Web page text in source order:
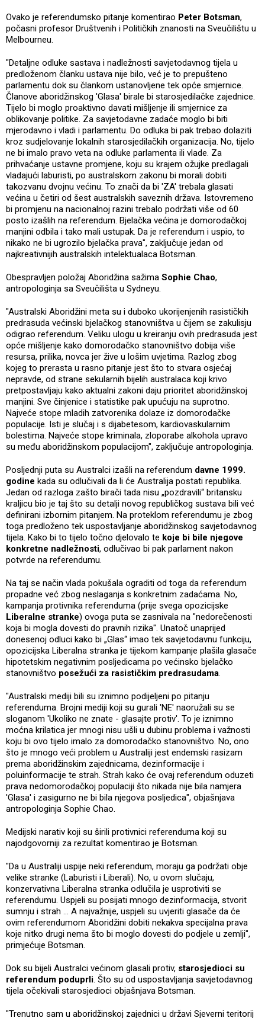
Ovako je referendumsko pitanje komentirao Peter Botsman,
počasni profesor Društvenih i Političkih znanosti na Sveučilištu u
Melbourneu.
"Detaljne odluke sastava i nadležnosti savjetodavnog tijela u
predloženom članku ustava nije bilo, već je to prepušteno
parlamentu dok su člankom ustanovljene tek opće smjernice.
Članove aboridžinskog 'Glasa' birale bi starosjedilačke zajednice.
Tijelo bi moglo proaktivno davati mišljenje ili smjernice za
oblikovanje politike. Za savjetodavne zadaće moglo bi biti
mjerodavno i vladi i parlamentu. Do odluka bi pak trebao dolaziti
kroz sudjelovanje lokalnih starosjedilačkih organizacija. No, tijelo
ne bi imalo pravo veta na odluke parlamenta ili vlade. Za
prihvaćanje ustavne promjene, koju su krajem ožujke predlagali
vladajući laburisti, po australskom zakonu bi morali dobiti
takozvanu dvojnu većinu. To znači da bi 'ZA' trebala glasati
većina u četiri od šest australskih saveznih država. Istovremeno
bi promjenu na nacionalnoj razini trebalo podržati više od 60
posto izašlih na referendum. Bjelačka većina je domorodačkoj
manjini odbila i tako mali ustupak. Da je referendum i uspio, to
nikako ne bi ugrozilo bjelačka prava", zaključuje jedan od
najkreativnijih australskih intelektualaca Botsman.
Obespravljen položaj Aboridžina sažima Sophie Chao,
antropologinja sa Sveučilišta u Sydneyu.
"Australski Aboridžini meta su i duboko ukorijenjenih rasističkih
predrasuda većinski bjelačkog stanovništva u čijem se zakulisju
odigrao referendum. Veliku ulogu u kreiranju ovih predrasuda jest
opće mišljenje kako domorodačko stanovništvo dobija više
resursa, prilika, novca jer žive u lošim uvjetima. Razlog zbog
kojeg to prerasta u rasno pitanje jest što to stvara osjećaj
nepravde, od strane sekularnih bijelih australaca koji krivo
pretpostavljaju kako aktualni zakoni daju prioritet aboridžinskoj
manjini. Sve činjenice i statistike pak upućuju na suprotno.
Najveće stope mladih zatvorenika dolaze iz domorodačke
populacije. Isti je slučaj i s dijabetesom, kardiovaskularnim
bolestima. Najveće stope kriminala, zloporabe alkohola upravo
su među aboridžinskom populacijom", zaključuje antropologinja.
Posljednji puta su Australci izašli na referendum davne 1999.
godine kada su odlučivali da li će Australija postati republika.
Jedan od razloga zašto birači tada nisu „pozdravili“ britansku
kraljicu bio je taj što su detalji novog republičkog sustava bili već
definirani izbornim pitanjem. Na proteklom referendumu je zbog
toga predloženo tek uspostavljanje aboridžinskog savjetodavnog
tijela. Kako bi to tijelo točno djelovalo te koje bi bile njegove
konkretne nadležnosti, odlučivao bi pak parlament nakon
potvrde na referendumu.
Na taj se način vlada pokušala ograditi od toga da referendum
propadne već zbog neslaganja s konkretnim zadaćama. No,
kampanja protivnika referenduma (prije svega opozicijske
Liberalne stranke) ovoga puta se zasnivala na "nedorečenosti
koja bi mogla dovesti do pravnih rizika". Unatoč unaprijed
donesenoj odluci kako bi „Glas“ imao tek savjetodavnu funkciju,
opozicijska Liberalna stranka je tijekom kampanje plašila glasače
hipotetskim negativnim posljedicama po većinsko bjelačko
stanovništvo posežući za rasističkim predrasudama.
"Australski mediji bili su iznimno podijeljeni po pitanju
referenduma. Brojni mediji koji su gurali 'NE' naoružali su se
sloganom 'Ukoliko ne znate - glasajte protiv'. To je iznimno
moćna krilatica jer mnogi nisu ušli u dubinu problema i važnosti
koju bi ovo tijelo imalo za domorodačko stanovništvo. No, ono
što je mnogo veći problem u Australiji jest endemski rasizam
prema aboridžinskim zajednicama, dezinformacije i
poluinformacije te strah. Strah kako će ovaj referendum oduzeti
prava nedomorodačkoj populaciji što nikada nije bila namjera
'Glasa' i zasigurno ne bi bila njegova posljedica", objašnjava
antropologinja Sophie Chao.
Medijski narativ koji su širili protivnici referenduma koji su
najodgovorniji za rezultat komentirao je Botsman.
"Da u Australiji uspije neki referendum, moraju ga podržati obje
velike stranke (Laburisti i Liberali). No, u ovom slučaju,
konzervativna Liberalna stranka odlučila je usprotiviti se
referendumu. Uspjeli su posijati mnogo dezinformacija, stvorit
sumnju i strah ... A najvažnije, uspjeli su uvjeriti glasače da će
ovim referendumom Aboridžini dobiti nekakva specijalna prava
koje nitko drugi nema što bi moglo dovesti do podjele u zemlji",
primjećuje Botsman.
Dok su bijeli Australci većinom glasali protiv, starosjedioci su
referendum poduprli. Što su od uspostavljanja savjetodavnog
tijela očekivali starosjedioci objašnjava Botsman.
"Trenutno sam u aboridžinskoj zajednici u državi Sjeverni teritorij